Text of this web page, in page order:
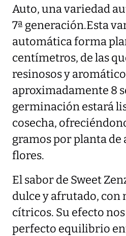
Auto, una variedad
7ª generación.Esta
automática forma
centímetros, de las
resinosos y
aproximadamente 8
germinación estará
cosecha,
gramos por planta de
flores.
El sabor de Sweet
dulce y afrutado, con
cítricos. Su efecto
perfecto equilibrio